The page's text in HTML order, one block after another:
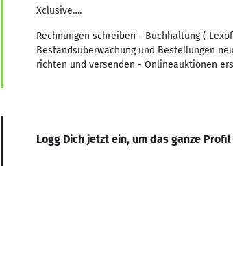
Xclusive….
Rechnungen schreiben - Buchhaltung (
Bestandsüberwachung und Bestellungen
richten und versenden - Onlineauktionen
Logg Dich jetzt ein, um das ganze Profil